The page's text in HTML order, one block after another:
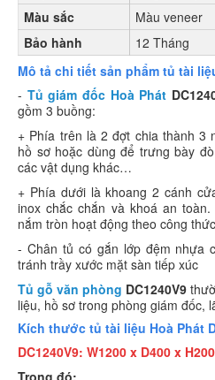
Màu sắc
Màu veneer
Bảo hành
12 Tháng
Mô tả chi tiết sản phẩm tủ tài
- Tủ giám đốc Hoà Phát
gồm 3 buồng:
+ Phía trên là 2 đợt chia thành 3
hồ sơ hoặc dùng để trưng bày
các vật dụng khác…
+ Phía dưới là khoang 2 cánh
inox chắc chắn và khoá an
nắm tròn hoạt động theo công
- Chân tủ có gắn lớp đệm nhựa
tránh trầy xước mặt sàn tiếp xúc
Tủ gỗ văn phòng DC1240V9
liệu, hồ sơ trong phòng giám đốc,
Kích thước tủ tài liệu Hoà Phát
DC1240V9: W1200 x D400 x